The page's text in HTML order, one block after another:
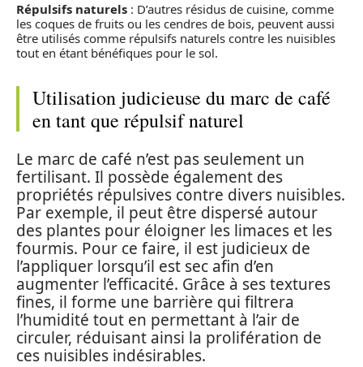
Répulsifs naturels : D’autres résidus de cuisine, comme
les coques de fruits ou les cendres de bois, peuvent aussi
être utilisés comme répulsifs naturels contre les nuisibles
tout en étant bénéfiques pour le sol.
Utilisation judicieuse du marc de café
en tant que répulsif naturel
Le marc de café n’est pas seulement un
fertilisant. Il possède également des
propriétés répulsives contre divers nuisibles.
Par exemple, il peut être dispersé autour
des plantes pour éloigner les limaces et les
fourmis. Pour ce faire, il est judicieux de
l’appliquer lorsqu’il est sec afin d’en
augmenter l’efficacité. Grâce à ses textures
fines, il forme une barrière qui filtrera
l’humidité tout en permettant à l’air de
circuler, réduisant ainsi la prolifération de
ces nuisibles indésirables.